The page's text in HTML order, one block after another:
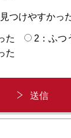
つけやすかっ
た
2：ふつ
た